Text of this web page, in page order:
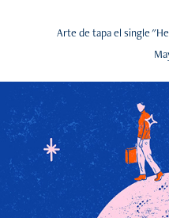
Arte de tapa el single